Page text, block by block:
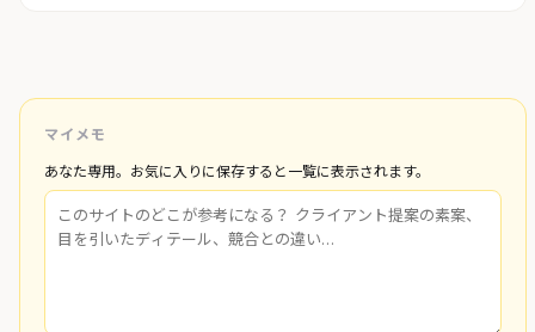
マイメモ
あなた専用。お気に入りに保存すると一覧に表示されます。